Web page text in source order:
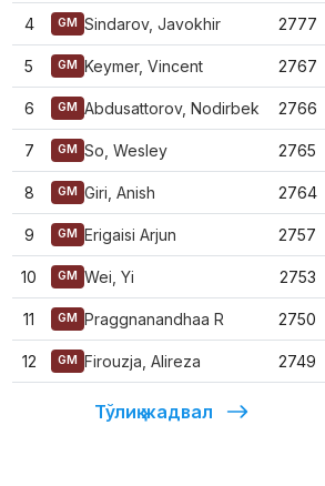
4 GM Sindarov, Javokhir 2777
5 GM Keymer, Vincent 2767
6 GM Abdusattorov, Nodirbek 2766
7 GM So, Wesley 2765
8 GM Giri, Anish 2764
9 GM Erigaisi Arjun 2757
10 GM Wei, Yi 2753
11 GM Praggnanandhaa R 2750
12 GM Firouzja, Alireza 2749
Тўлиқ жадвал